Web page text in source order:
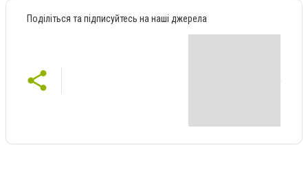
Поділіться та підписуйтесь на наші джерела